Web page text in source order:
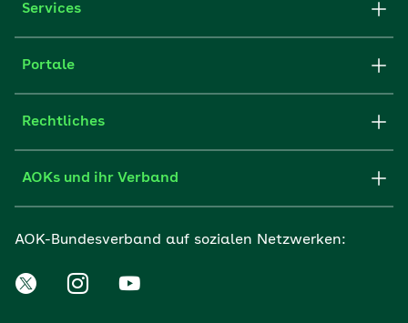
Services
Portale
Rechtliches
AOKs und ihr Verband
AOK-Bundesverband auf sozialen Netzwerken: